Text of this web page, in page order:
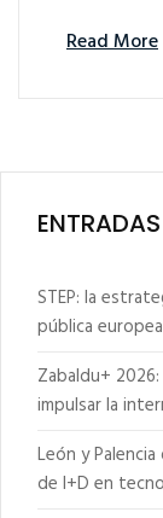
Read More
STEP: la
pública europea
Zabaldu+
impulsar la
León y
de I+D en